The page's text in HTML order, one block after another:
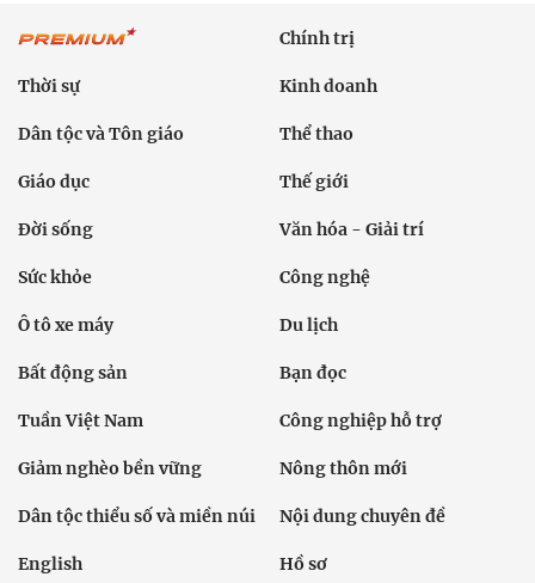
Chính trị
Thời sự Kinh doanh
Dân tộc và Tôn giáo Thể thao
Giáo dục Thế giới
Đời sống Văn hóa - Giải trí
Sức khỏe Công nghệ
Ô tô xe máy Du lịch
Bất động sản Bạn đọc
Tuần Việt Nam Công nghiệp hỗ trợ
Giảm nghèo bền vững Nông thôn mới
Dân tộc thiểu số và miền núi Nội dung chuyên đề
English Hồ sơ